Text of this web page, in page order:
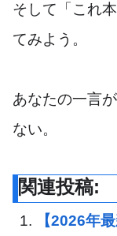
そして「これ
てみよう。
あなたの一言
ない。
関連投稿:
【2026年